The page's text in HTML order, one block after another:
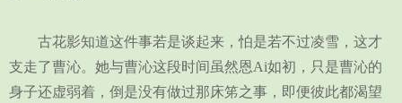
古花影知道这件事若是谈起来，怕是若不过凌雪，这才
支走了曹沁。她与曹沁这段时间虽然恩Ai如初，只是曹沁的
身子还虚弱着，倒是没有做过那床笫之事，即便彼此都渴望